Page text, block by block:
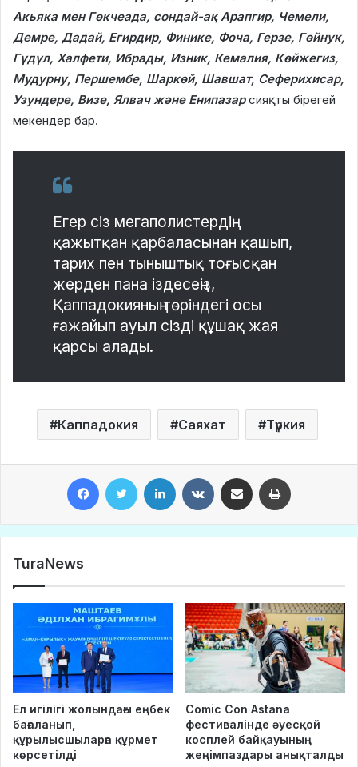
Акьяка мен Гөкчеада, сондай-ақ Арапгир, Чемели,
Демре, Дадай, Егирдир, Финике, Фоча, Герзе, Гөйнук,
Гүдүл, Халфети, Ибрады, Изник, Кемалия, Көйжегиз,
Мудурну, Першембе, Шаркөй, Шавшат, Сеферихисар,
Узундере, Визе, Ялвач және Енипазарсияқты бірегей
мекендер бар.
Егер сіз мегаполистердің
қажытқан қарбаласынан қашып,
тарих пен тыныштық тоғысқан
жерден пана іздесеңіз,
Қаппадокияның төріндегі осы
ғажайып ауыл сізді құшақ жая
қарсы алады.
Каппадокия Саяхат Түркия
TuraNews
Ел игілігі жолындағы еңбек
бағаланып,
құрылысшыларға құрмет
көрсетілді
Comic Con Astana
фестивалінде әуесқой
косплей байқауының
жеңімпаздары анықталды